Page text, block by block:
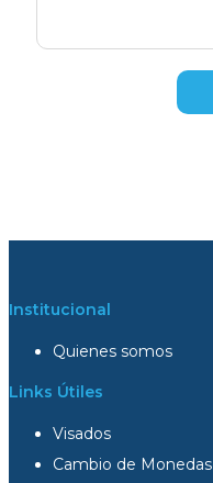
Institucional
Quienes somos
Links Útiles
Visados
Cambio de Monedas